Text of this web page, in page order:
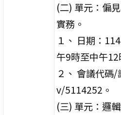
(二) 單元：偏
實務。
１、 日期：
午9時至中午12
２、 會議代
v/5114252。
(三) 單元：邏